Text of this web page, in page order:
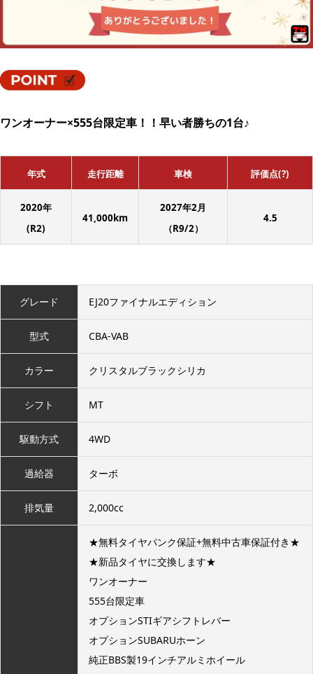
ワンオーナー×555台限定車！！早い者勝ちの1台♪
年式 走行距離 車検 評価点(?)
2020年
(R2)
41,000km
2027年2月
（R9/2）
4.5
グレード EJ20ファイナルエディション
型式 CBA-VAB
カラー クリスタルブラックシリカ
シフト MT
駆動方式 4WD
過給器 ターボ
排気量 2,000cc
★無料タイヤパンク保証+無料中古車保証付き★
★新品タイヤに交換します★
ワンオーナー
555台限定車
オプションSTIギアシフトレバー
オプションSUBARUホーン
純正BBS製19インチアルミホイール